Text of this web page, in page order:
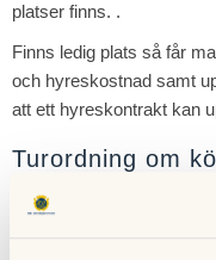
platser finns. .
Finns ledig plats så får
och hyreskostnad samt
att ett hyreskontrakt kan
Turordning om
Medlem (= BR) som